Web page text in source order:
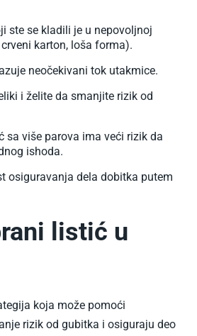
ste se kladili je u nepovoljnoj
karton, loša forma).
neočekivani tok utakmice.
i želite da smanjite rizik od
sa više parova ima veći rizik da
ishoda.
osiguravanja dela dobitka putem
listić u
koja može pomoći
rizik od gubitka i osiguraju deo